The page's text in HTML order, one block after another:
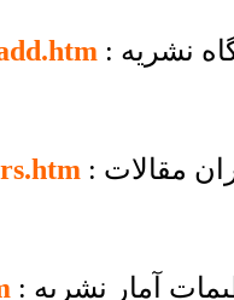
نشریه
مقالات
آمار نشریه